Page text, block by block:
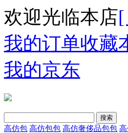
欢迎光临本店
我的订单收藏
我的京东
高仿包 高仿包包 高仿奢侈品包包